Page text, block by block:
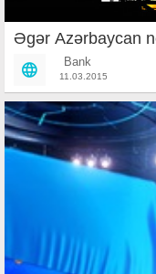
Əgər Azərbaycan
Bank
11.03.2015